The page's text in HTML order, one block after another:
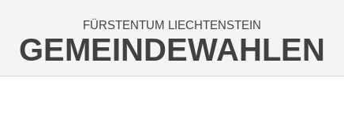
FÜRSTENTUM LIECHTENSTEIN
GEMEINDEWAHLEN